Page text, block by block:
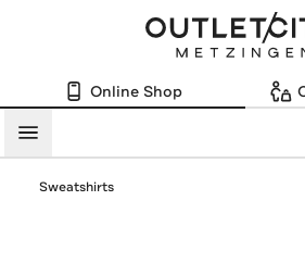
Online Shop
Menü
Sweatshirts